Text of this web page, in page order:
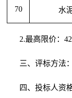
70 水
2.最高限价：42
三、评标方法：
四、投标人资